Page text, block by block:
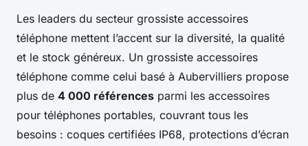
Les leaders du secteur grossiste accessoires
téléphone mettent l’accent sur la diversité, la qualité
et le stock généreux. Un grossiste accessoires
téléphone comme celui basé à Aubervilliers propose
plus de 4 000 références parmi les accessoires
pour téléphones portables, couvrant tous les
besoins : coques certifiées IP68, protections d’écran